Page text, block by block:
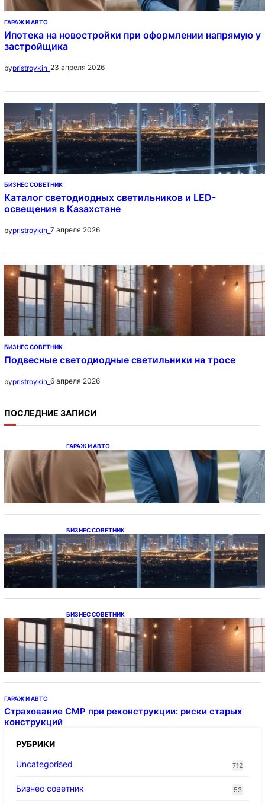
ГАРАЖ И АВТО
Ипотека на новостройки при оформлении напрямую у
застройщика
bypristroykin_ 23 апреля 2026
БИЗНЕС СОВЕТНИК
Каталог светодиодных светильников и LED-
освещения в Казахстане
bypristroykin_ 7 апреля 2026
БИЗНЕС СОВЕТНИК
Подвесные светодиодные светильники на тросе
bypristroykin_ 6 апреля 2026
ПОСЛЕДНИЕ ЗАПИСИ
ГАРАЖ И АВТО
Ипотека на новостройки при оформлении
напрямую у застройщика
БИЗНЕС СОВЕТНИК
Каталог светодиодных светильников и
LED-освещения в Казахстане
БИЗНЕС СОВЕТНИК
Подвесные светодиодные светильники на
тросе
ГАРАЖ И АВТО
Страхование СМР при реконструкции: риски старых
конструкций
РУБРИКИ
Uncategorised
712
Бизнес советник 53